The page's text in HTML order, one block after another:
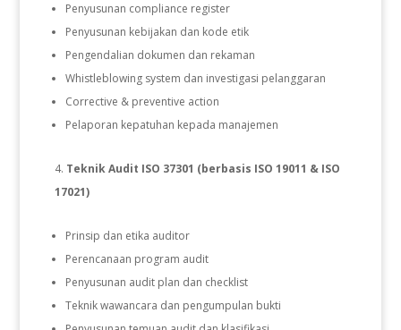
Penyusunan compliance register
Penyusunan kebijakan dan kode etik
Pengendalian dokumen dan rekaman
Whistleblowing system dan investigasi pelanggaran
Corrective & preventive action
Pelaporan kepatuhan kepada manajemen
Teknik Audit ISO 37301 (berbasis ISO 19011 & ISO
17021)
Prinsip dan etika auditor
Perencanaan program audit
Penyusunan audit plan dan checklist
Teknik wawancara dan pengumpulan bukti